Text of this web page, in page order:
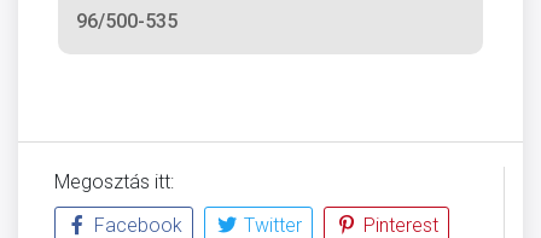
96/500-535
Megosztás itt:
Facebook
Twitter
Pinterest